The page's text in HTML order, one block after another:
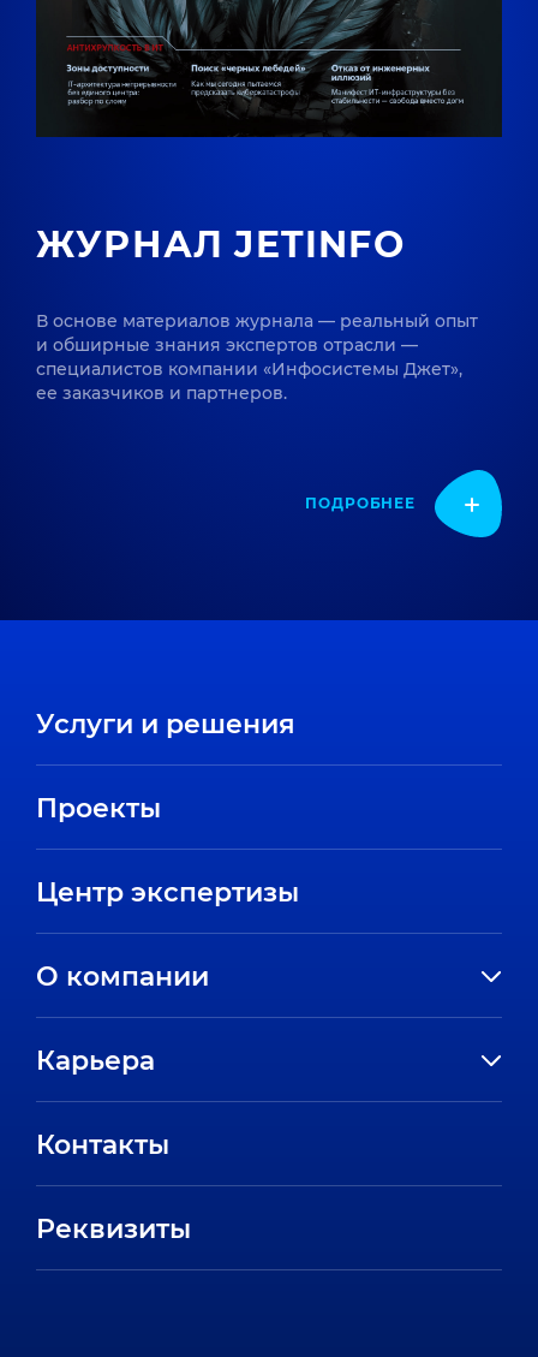
ЖУРНАЛ JETINFO
В основе материалов журнала — реальный опыт
и обширные знания экспертов отрасли —
специалистов компании «Инфосистемы Джет»,
ее заказчиков и партнеров.
ПОДРОБНЕЕ
Услуги и решения
Проекты
Центр экспертизы
О компании
Направления
Карьера
Контакты
Реквизиты